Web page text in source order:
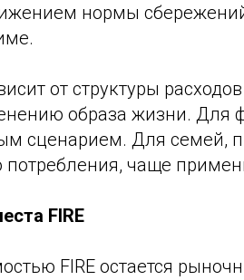
нормы
от структуры
образа жизни. Для
сценарием. Для семей,
потребления, чаще
FIRE
FIRE остается